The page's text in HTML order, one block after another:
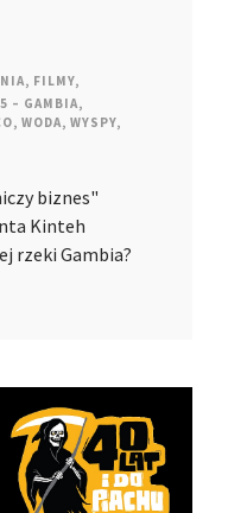
, FILMY,
– GAMBIA,
, WODA, WYSPY,
biznes"
Kinteh
rzeki Gambia?